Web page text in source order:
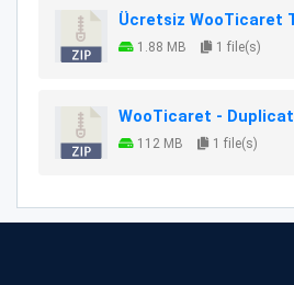
Ücretsiz WooTicaret
1.88 MB 1 file(s)
WooTicaret -
112 MB 1 file(s)